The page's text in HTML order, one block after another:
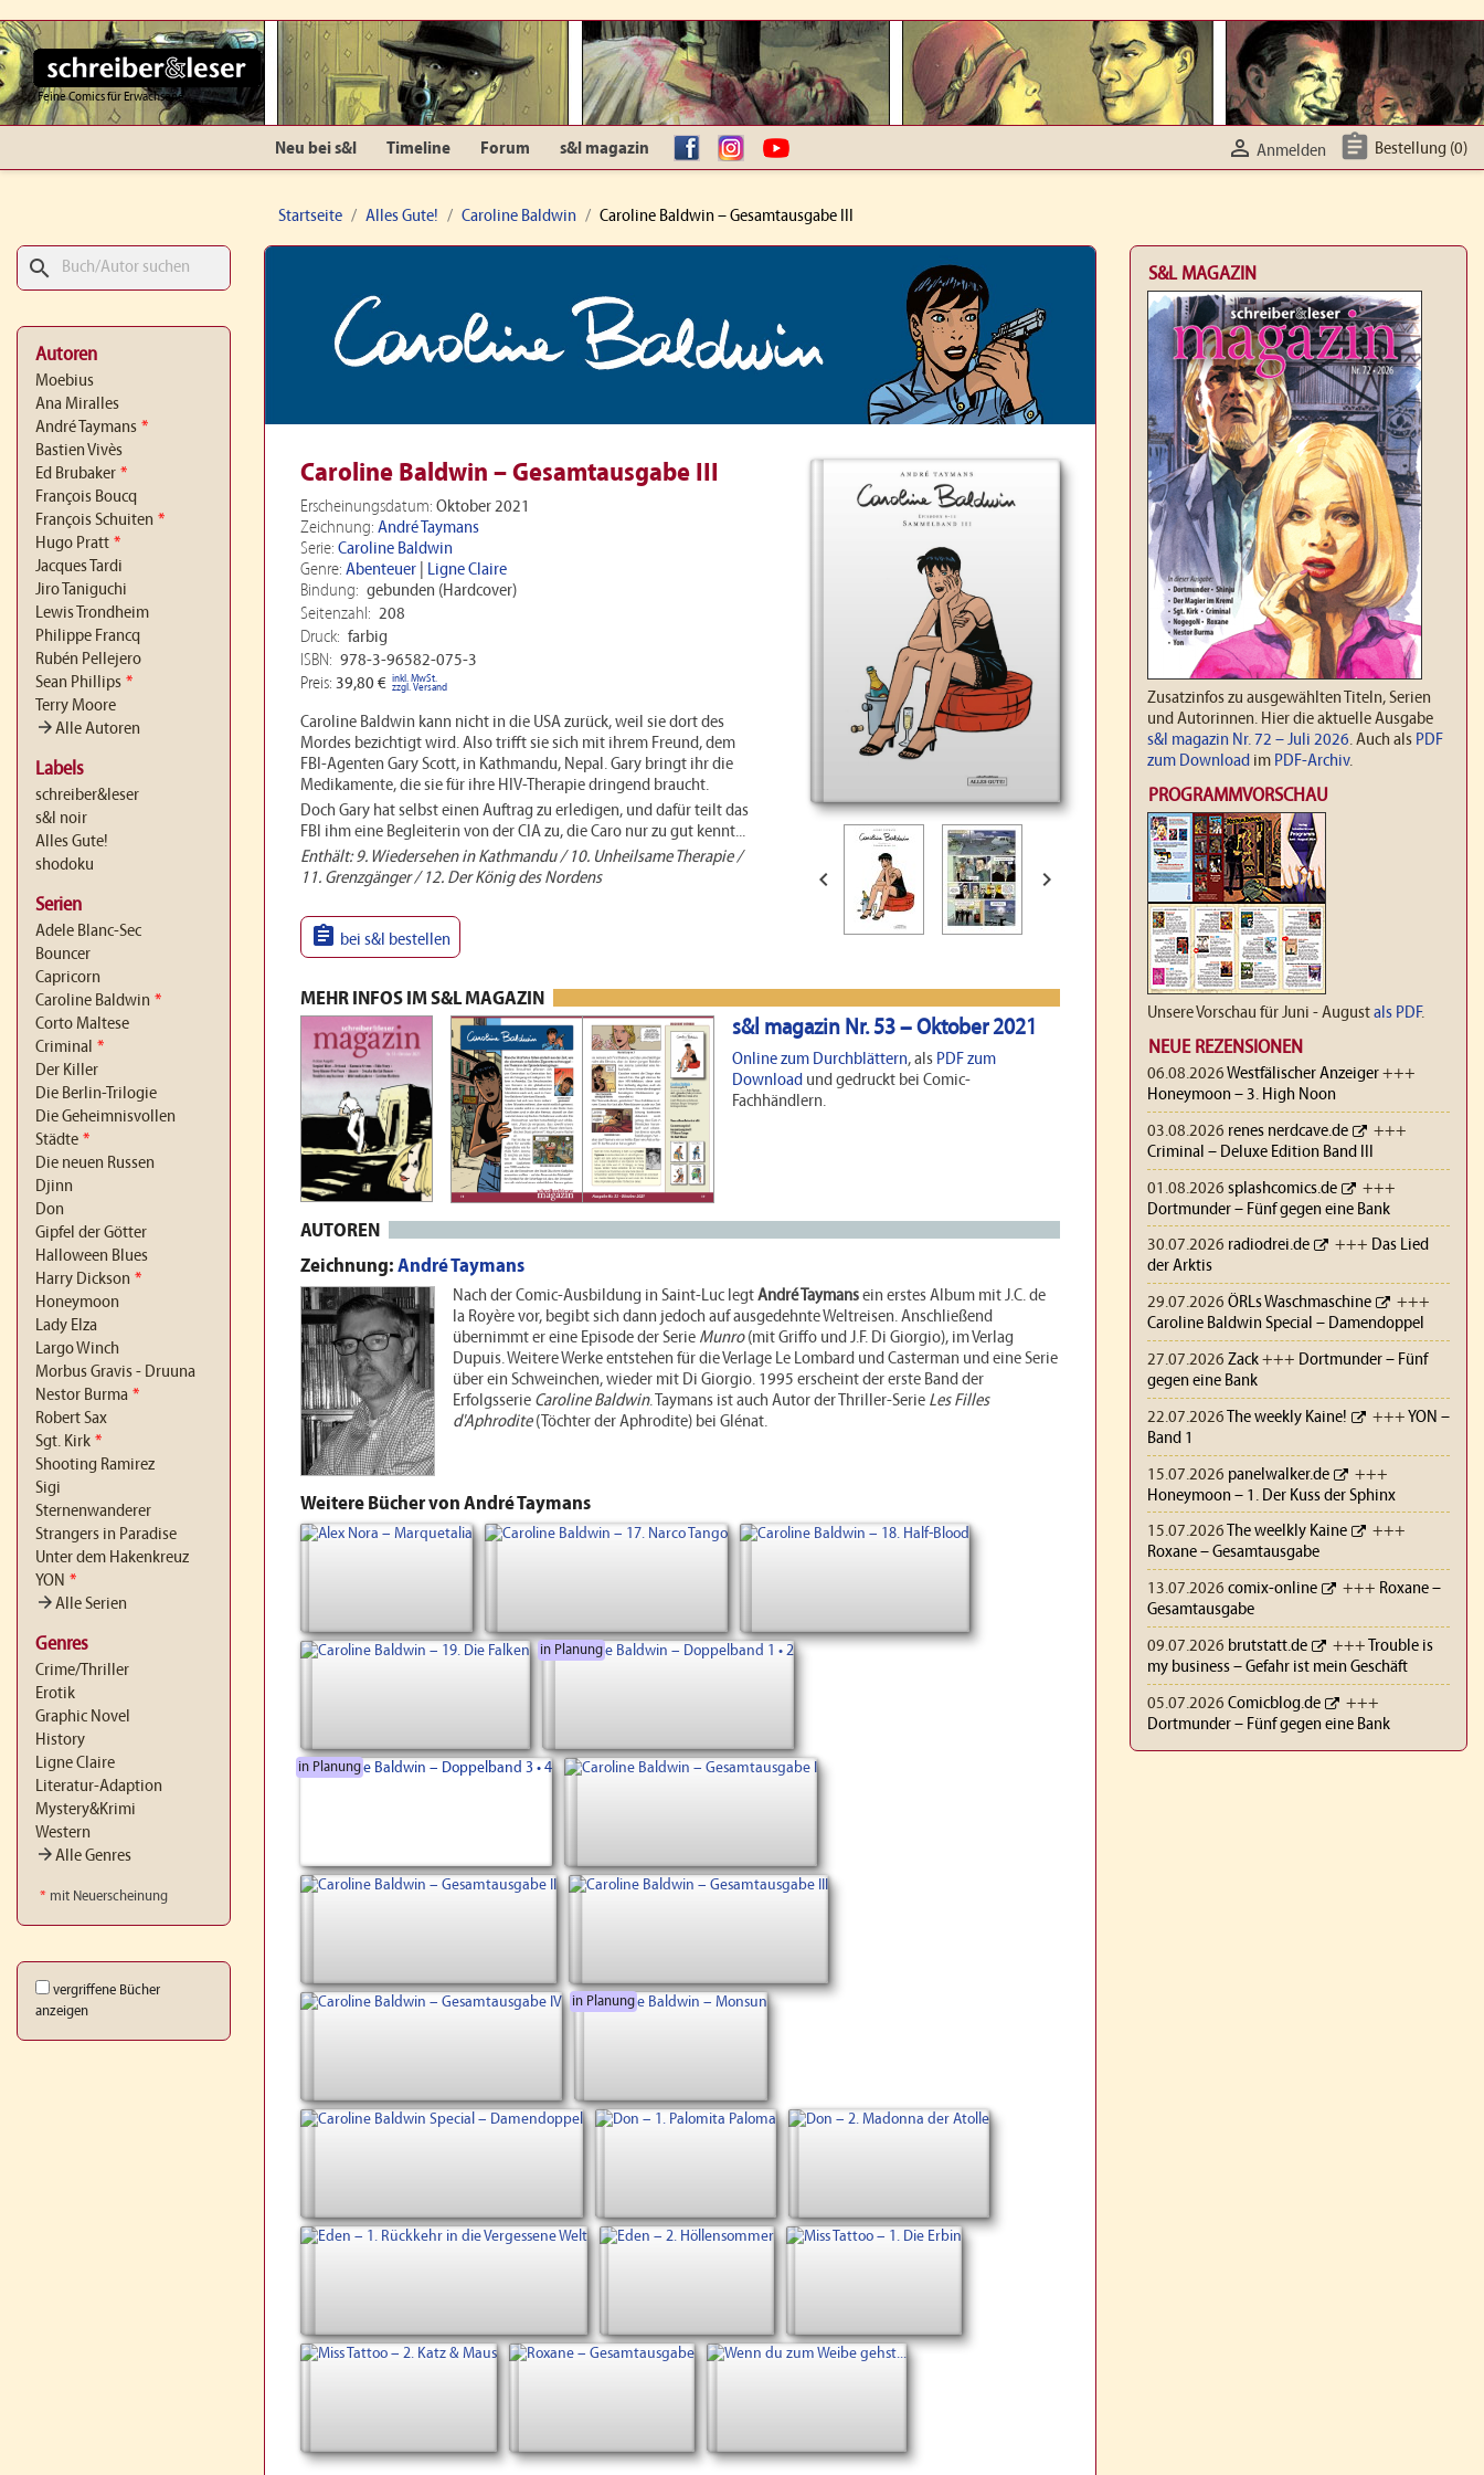
Feine Comics für Erwachsene
Neu bei s&l Timeline Forum s&l magazin facebookInstagramYouTube  Anmelden  Bestellung (0)
Startseite Alles Gute! Caroline Baldwin Caroline Baldwin – Gesamtausgabe III
search
Autoren
Moebius
Ana Miralles
André Taymans *
Bastien Vivès
Ed Brubaker *
François Boucq
François Schuiten *
Hugo Pratt *
Jacques Tardi
Jiro Taniguchi
Lewis Trondheim
Philippe Francq
Rubén Pellejero
Sean Phillips *
Terry Moore
arrow_forwardAlle Autoren
Labels
schreiber&leser
s&l noir
Alles Gute!
shodoku
Serien
Adele Blanc-Sec
Bouncer
Capricorn
Caroline Baldwin *
Corto Maltese
Criminal *
Der Killer
Die Berlin-Trilogie
Die Geheimnisvollen
Städte *
Die neuen Russen
Djinn
Don
Gipfel der Götter
Halloween Blues
Harry Dickson *
Honeymoon
Lady Elza
Largo Winch
Morbus Gravis - Druuna
Nestor Burma *
Robert Sax
Sgt. Kirk *
Shooting Ramirez
Sigi
Sternenwanderer
Strangers in Paradise
Unter dem Hakenkreuz
YON *
arrow_forwardAlle Serien
Genres
Crime/Thriller
Erotik
Graphic Novel
History
Ligne Claire
Literatur-Adaption
Mystery&Krimi
Western
arrow_forwardAlle Genres
* mit Neuerscheinung
vergriffene Bücher
anzeigen
 
Caroline Baldwin – Gesamtausgabe III
Erscheinungsdatum: Oktober 2021
Zeichnung: André Taymans
Serie: Caroline Baldwin
Genre: Abenteuer
Ligne Claire
Bindung: gebunden (Hardcover)
Seitenzahl: 208
Druck: farbig
ISBN: 978-3-96582-075-3
Preis: 39,80 € inkl. MwSt.
zzgl. Versand
Caroline Baldwin kann nicht in die USA zurück, weil sie dort des
Mordes bezichtigt wird. Also trifft sie sich mit ihrem Freund, dem
FBI-Agenten Gary Scott, in Kathmandu, Nepal. Gary bringt ihr die
Medikamente, die sie für ihre HIV-Therapie dringend braucht.
Doch Gary hat selbst einen Auftrag zu erledigen, und dafür teilt das
FBI ihm eine Begleiterin von der CIA zu, die Caro nur zu gut kennt...
Enthält: 9. Wiedersehen in Kathmandu / 10. Unheilsame Therapie /
11. Grenzgänger / 12. Der König des Nordens
 bei s&l bestellen
MEHR INFOS IM S&L MAGAZIN
s&l magazin Nr. 53 – Oktober 2021
Online zum Durchblättern, als PDF zum
Download und gedruckt bei Comic-
Fachhändlern.
AUTOREN
Zeichnung: André Taymans
Nach der Comic-Ausbildung in Saint-Luc legtAndré Taymansein erstes Album mit J.C. de
la Royère vor, begibt sich dann jedoch auf ausgedehnte Weltreisen. Anschließend
übernimmt er eine Episode der Serie Munro(mit Griffo und J.F. Di Giorgio), im Verlag
Dupuis. Weitere Werke entstehen für die Verlage Le Lombard und Casterman und eine Serie
über ein Schweinchen, wieder mit Di Giorgio. 1995 erscheint der erste Band der
Erfolgsserie Caroline Baldwin. Taymans ist auch Autor der Thriller-Serie Les Filles
d'Aphrodite(Töchter der Aphrodite) bei Glénat.
Weitere Bücher von André Taymans
in Planung
in Planung
in Planung
Neu!
S&L MAGAZIN
Zusatzinfos zu ausgewählten Titeln, Serien
und Autorinnen. Hier die aktuelle Ausgabe
s&l magazin Nr. 72 – Juli 2026. Auch als PDF
zum Download im PDF-Archiv.
PROGRAMMVORSCHAU
Unsere Vorschau für Juni - Augustals PDF.
NEUE REZENSIONEN
06.08.2026Westfälischer Anzeiger+++
Honeymoon – 3. High Noon
03.08.2026 renes nerdcave.de
+++
Criminal – Deluxe Edition Band III
01.08.2026 splashcomics.de
+++
Dortmunder – Fünf gegen eine Bank
30.07.2026 radiodrei.de +++ Das Lied
der Arktis
29.07.2026 ÖRLs Waschmaschine
+++
Caroline Baldwin Special – Damendoppel
27.07.2026 Zack+++ Dortmunder – Fünf
gegen eine Bank
22.07.2026 The weekly Kaine! +++YON –
Band 1
15.07.2026 panelwalker.de
+++
Honeymoon – 1. Der Kuss der Sphinx
15.07.2026 The weelkly Kaine
+++
Roxane – Gesamtausgabe
13.07.2026 comix-online +++ Roxane –
Gesamtausgabe
09.07.2026 brutstatt.de +++
Trouble is
my business – Gefahr ist mein Geschäft
05.07.2026 Comicblog.de
+++
Dortmunder – Fünf gegen eine Bank